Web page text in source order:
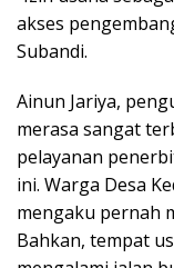
akses
Subandi.
Ainun Jariya,
merasa sangat
pelayanan
ini. Warga Desa
mengaku pernah
Bahkan, tempat